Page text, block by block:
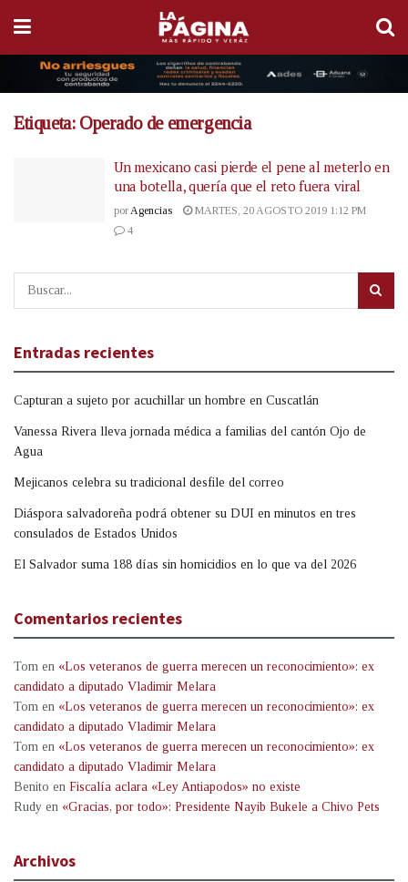
Etiqueta: Operado de emergencia
Un mexicano casi pierde el pene al meterlo en
una botella, quería que el reto fuera viral
por Agencias
MARTES, 20 AGOSTO 2019 1:12 PM
4
Entradas recientes
Capturan a sujeto por acuchillar un hombre en Cuscatlán
Vanessa Rivera lleva jornada médica a familias del cantón Ojo de
Agua
Mejicanos celebra su tradicional desfile del correo
Diáspora salvadoreña podrá obtener su DUI en minutos en tres
consulados de Estados Unidos
El Salvador suma 188 días sin homicidios en lo que va del 2026
Comentarios recientes
Tom en «Los veteranos de guerra merecen un reconocimiento»: ex
candidato a diputado Vladimir Melara
Tom en «Los veteranos de guerra merecen un reconocimiento»: ex
candidato a diputado Vladimir Melara
Tom en «Los veteranos de guerra merecen un reconocimiento»: ex
candidato a diputado Vladimir Melara
Benito en Fiscalía aclara «Ley Antiapodos» no existe
Rudy en «Gracias, por todo»: Presidente Nayib Bukele a Chivo Pets
Archivos